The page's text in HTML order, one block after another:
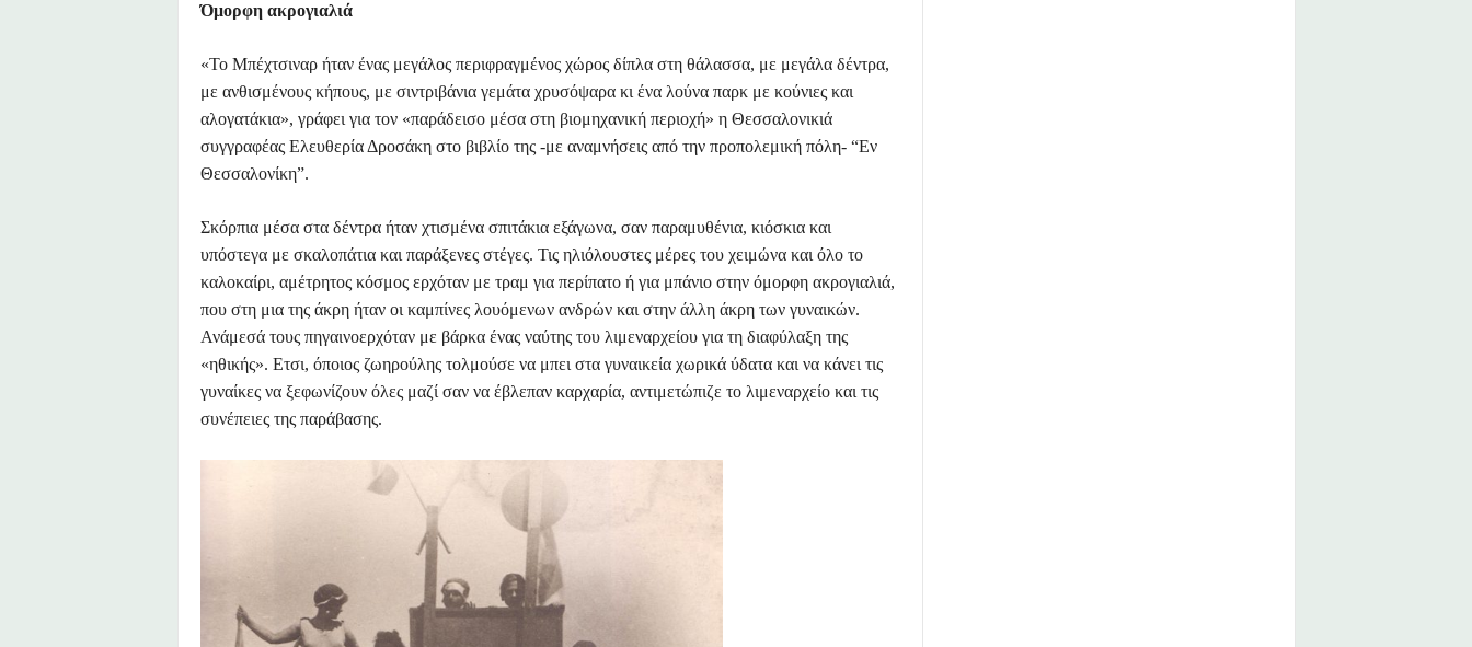
Όμορφη ακρογιαλιά
«Το Μπέχτσιναρ ήταν ένας μεγάλος περιφραγμένος χώρος δίπλα στη θάλασσα, με μεγάλα δέντρα,
με ανθισμένους κήπους, με σιντριβάνια γεμάτα χρυσόψαρα κι ένα λούνα παρκ με κούνιες και
αλογατάκια», γράφει για τον «παράδεισο μέσα στη βιομηχανική περιοχή» η Θεσσαλονικιά
συγγραφέας Ελευθερία Δροσάκη στο βιβλίο της -με αναμνήσεις από την προπολεμική πόλη- “Εν
Θεσσαλονίκη”.
Σκόρπια μέσα στα δέντρα ήταν χτισμένα σπιτάκια εξάγωνα, σαν παραμυθένια, κιόσκια και
υπόστεγα με σκαλοπάτια και παράξενες στέγες. Τις ηλιόλουστες μέρες του χειμώνα και όλο το
καλοκαίρι, αμέτρητος κόσμος ερχόταν με τραμ για περίπατο ή για μπάνιο στην όμορφη ακρογιαλιά,
που στη μια της άκρη ήταν οι καμπίνες λουόμενων ανδρών και στην άλλη άκρη των γυναικών.
Ανάμεσά τους πηγαινοερχόταν με βάρκα ένας ναύτης του λιμεναρχείου για τη διαφύλαξη της
«ηθικής». Ετσι, όποιος ζωηρούλης τολμούσε να μπει στα γυναικεία χωρικά ύδατα και να κάνει τις
γυναίκες να ξεφωνίζουν όλες μαζί σαν να έβλεπαν καρχαρία, αντιμετώπιζε το λιμεναρχείο και τις
συνέπειες της παράβασης.